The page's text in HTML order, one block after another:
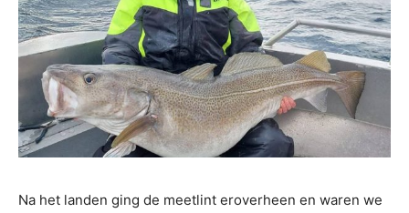
Na het landen ging de meetlint eroverheen en waren we